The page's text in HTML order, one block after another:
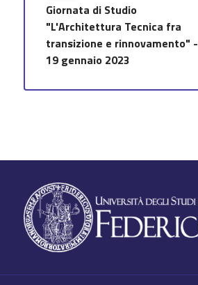
Giornata di Studio
"L'Architettura Tecnica fra
transizione e rinnovamento" -
19 gennaio 2023